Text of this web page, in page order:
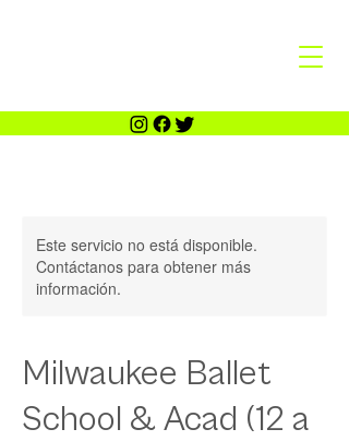
Este servicio no está disponible.
Contáctanos para obtener más
información.
Milwaukee Ballet
School & Acad (12 a